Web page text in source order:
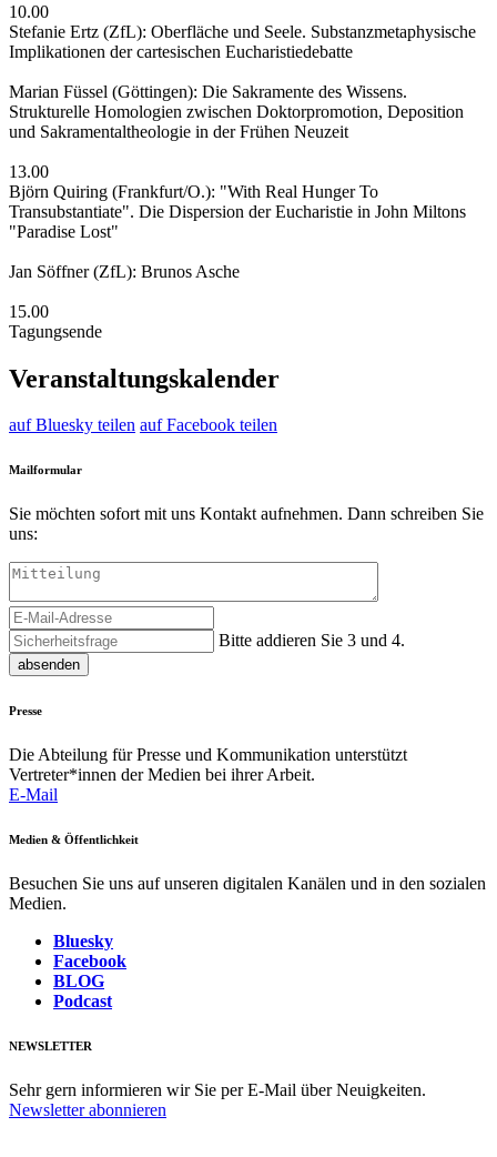
10.00
Stefanie Ertz (ZfL): Oberfläche und Seele. Substanzmetaphysische
Implikationen der cartesischen Eucharistiedebatte
Marian Füssel (Göttingen): Die Sakramente des Wissens.
Strukturelle Homologien zwischen Doktorpromotion, Deposition
und Sakramentaltheologie in der Frühen Neuzeit
13.00
Björn Quiring (Frankfurt/O.): "With Real Hunger To
Transubstantiate". Die Dispersion der Eucharistie in John Miltons
"Paradise Lost"
Jan Söffner (ZfL): Brunos Asche
15.00
Tagungsende
Veranstaltungskalender
auf Bluesky teilen auf Facebook teilen
Mailformular
Sie möchten sofort mit uns Kontakt aufnehmen. Dann schreiben Sie
uns:
Bitte addieren Sie 3 und 4.
absenden
Presse
Die Abteilung für Presse und Kommunikation unterstützt
Vertreter*innen der Medien bei ihrer Arbeit.
E-Mail
Medien & Öffentlichkeit
Besuchen Sie uns auf unseren digitalen Kanälen und in den sozialen
Medien.
Bluesky
Facebook
BLOG
Podcast
NEWSLETTER
Sehr gern informieren wir Sie per E-Mail über Neuigkeiten.
Newsletter abonnieren